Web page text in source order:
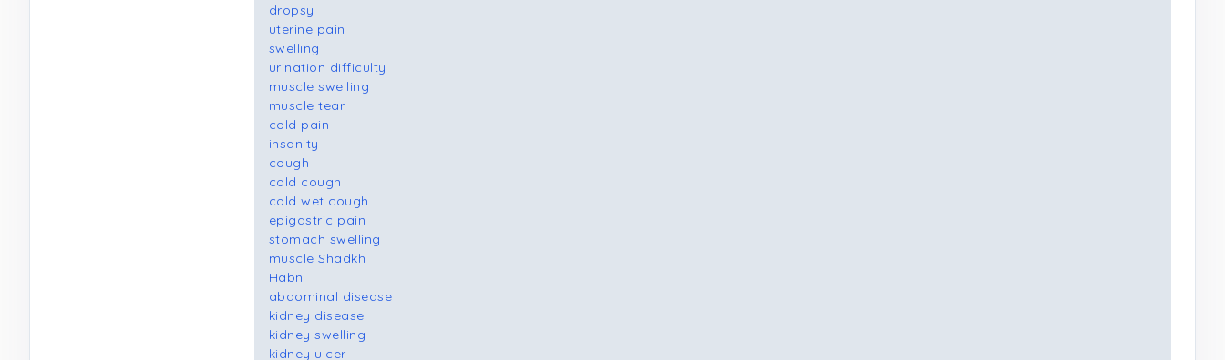
dropsy
uterine pain
swelling
urination difficulty
muscle swelling
muscle tear
cold pain
insanity
cough
cold cough
cold wet cough
epigastric pain
stomach swelling
muscle Shadkh
Habn
abdominal disease
kidney disease
kidney swelling
kidney ulcer